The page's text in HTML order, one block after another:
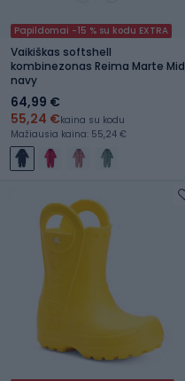
Papildomai -15 % su kodu EXTRA
Vaikiškas softshell
kombinezonas Reima Marte Mid
navy
64,99 €
55,24 €kaina su kodu
Mažiausia kaina: 55,24 €